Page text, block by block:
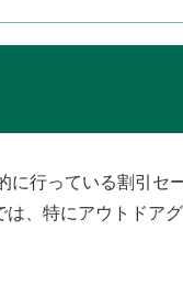
行っている割引セ
、特にアウトドア